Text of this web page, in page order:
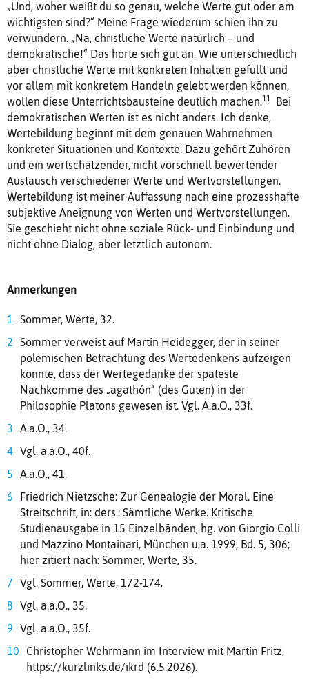
„Und, woher weißt du so genau, welche Werte gut oder am
wichtigsten sind?“ Meine Frage wiederum schien ihn zu
verwundern. „Na, christliche Werte natürlich – und
demokratische!“ Das hörte sich gut an. Wie unterschiedlich
aber christliche Werte mit konkreten Inhalten gefüllt und
vor allem mit konkretem Handeln gelebt werden können,
wollen diese Unterrichtsbausteine deutlich machen.11
Bei
demokratischen Werten ist es nicht anders. Ich denke,
Wertebildung beginnt mit dem genauen Wahrnehmen
konkreter Situationen und Kontexte. Dazu gehört Zuhören
und ein wertschätzender, nicht vorschnell bewertender
Austausch verschiedener Werte und Wertvorstellungen.
Wertebildung ist meiner Auffassung nach eine prozesshafte
subjektive Aneignung von Werten und Wertvorstellungen.
Sie geschieht nicht ohne soziale Rück- und Einbindung und
nicht ohne Dialog, aber letztlich autonom.
Anmerkungen
Sommer, Werte, 32.
Sommer verweist auf Martin Heidegger, der in seiner
polemischen Betrachtung des Wertedenkens aufzeigen
konnte, dass der Wertegedanke der späteste
Nachkomme des „agathón“ (des Guten) in der
Philosophie Platons gewesen ist. Vgl. A.a.O., 33f.
A.a.O., 34.
Vgl. a.a.O., 40f.
A.a.O., 41.
Friedrich Nietzsche: Zur Genealogie der Moral. Eine
Streitschrift, in: ders.: Sämtliche Werke. Kritische
Studienausgabe in 15 Einzelbänden, hg. von Giorgio Colli
und Mazzino Montainari, München u.a. 1999, Bd. 5, 306;
hier zitiert nach: Sommer, Werte, 35.
Vgl. Sommer, Werte, 172-174.
Vgl. a.a.O., 35.
Vgl. a.a.O., 35f.
Christopher Wehrmann im Interview mit Martin Fritz,
https://kurzlinks.de/ikrd (6.5.2026).